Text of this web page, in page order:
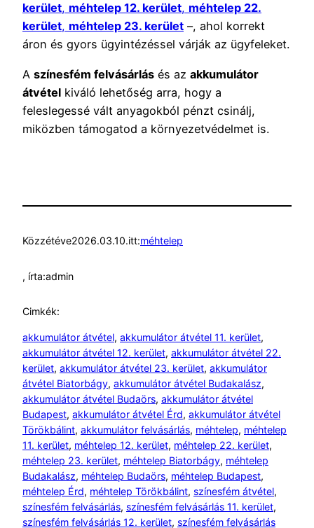
kerület, méhtelep 12. kerület, méhtelep 22.
kerület, méhtelep 23. kerület –, ahol korrekt
áron és gyors ügyintézéssel várják az ügyfeleket.
A színesfém felvásárlás és az akkumulátor
átvétel kiváló lehetőség arra, hogy a
feleslegessé vált anyagokból pénzt csinálj,
miközben támogatod a környezetvédelmet is.
Közzétéve2026.03.10.itt:méhtelep
, írta:admin
Cimkék:
akkumulátor átvétel, akkumulátor átvétel 11. kerület
akkumulátor átvétel 12. kerület, akkumulátor átvétel 22.
kerület, akkumulátor átvétel 23. kerület, akkumulátor
átvétel Biatorbágy, akkumulátor átvétel Budakalász
akkumulátor átvétel Budaörs, akkumulátor átvétel
Budapest, akkumulátor átvétel Érd, akkumulátor átvétel
Törökbálint, akkumulátor felvásárlás, méhtelep, méhtelep
11. kerület, méhtelep 12. kerület, méhtelep 22. kerület
méhtelep 23. kerület, méhtelep Biatorbágy, méhtelep
Budakalász, méhtelep Budaörs, méhtelep Budapest
méhtelep Érd, méhtelep Törökbálint, színesfém átvétel
színesfém felvásárlás, színesfém felvásárlás 11. kerület
színesfém felvásárlás 12. kerület, színesfém felvásárlás